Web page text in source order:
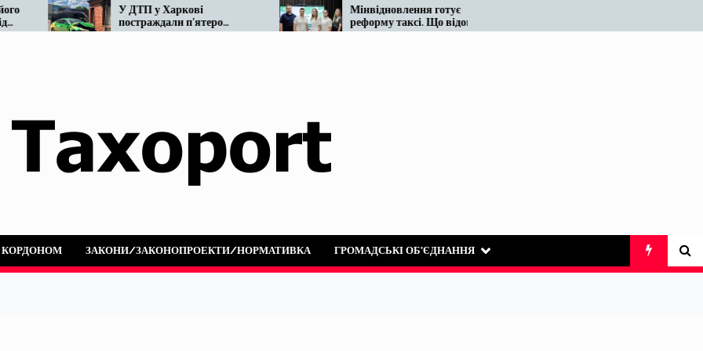
У ДТП у Харкові
постраждали п’ятеро
людей: не розминулися
Мінвідновлення готує
реформу таксі. Що відомо
наразі…
таксі існує десятиліттями
КОРДОНОМ ЗАКОНИ/ЗАКОНОПРОЕКТИ/НОРМАТИВКА ГРОМАДСЬКІ ОБ’ЄДНАННЯ